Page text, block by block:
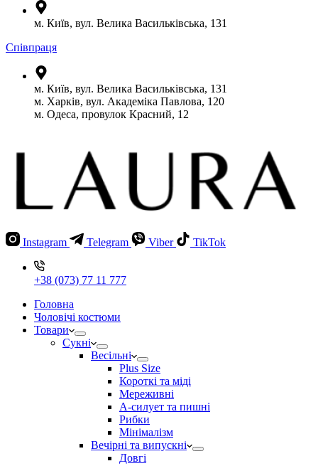
м. Київ, вул. Велика Васильківська, 131
Співпраця
м. Київ, вул. Велика Васильківська, 131
м. Харків, вул. Академіка Павлова, 120
м. Одеса, провулок Красний, 12
Instagram Telegram Viber TikTok
+38 (073) 77 11 777
Головна
Чоловічі костюми
Товари
Сукні
Весільні
Plus Size
Короткі та міді
Мереживні
А-силует та пишні
Рибки
Мінімалізм
Вечірні та випускні
Довгі